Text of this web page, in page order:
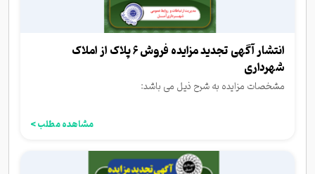
انتشار آگهی تجدید مزایده فروش 6 پلاک از املاک
شهرداری
مشخصات مزایده به شرح ذیل می باشد:
مشاهده مطلب >